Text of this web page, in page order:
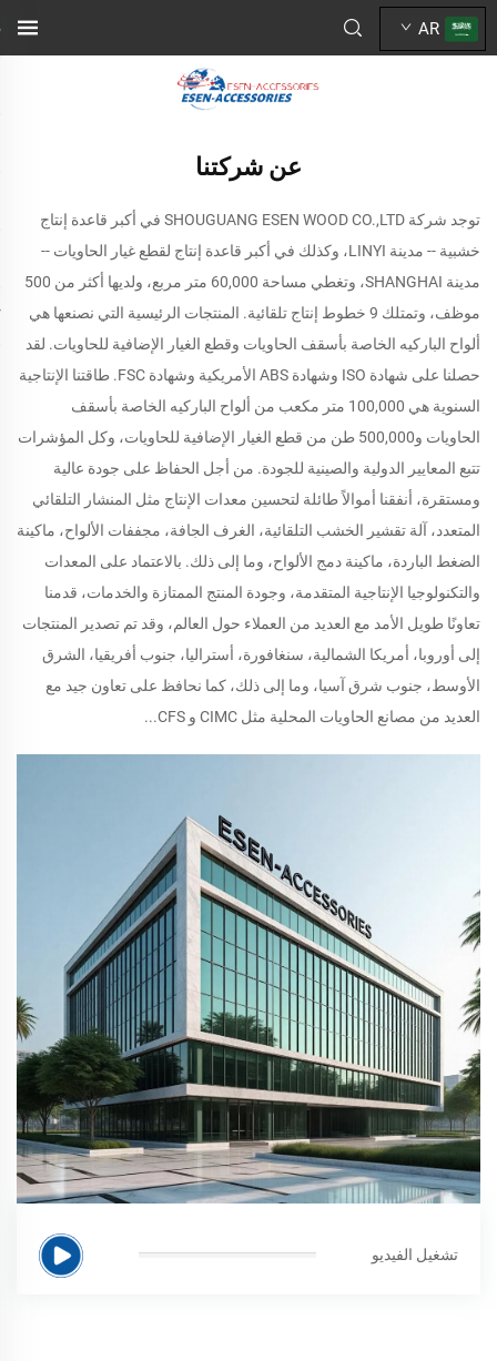
AR
عن شركتنا
توجد شركة SHOUGUANG ESEN WOOD CO.,LTD في أكبر قاعدة إنتاج
خشبية -- مدينة LINYI، وكذلك في أكبر قاعدة إنتاج لقطع غيار الحاويات --
مدينة SHANGHAI، وتغطي مساحة 60,000 متر مربع، ولديها أكثر من 500
موظف، وتمتلك 9 خطوط إنتاج تلقائية. المنتجات الرئيسية التي نصنعها هي
ألواح الباركيه الخاصة بأسقف الحاويات وقطع الغيار الإضافية للحاويات. لقد
حصلنا على شهادة ISO وشهادة ABS الأمريكية وشهادة FSC. طاقتنا الإنتاجية
السنوية هي 100,000 متر مكعب من ألواح الباركيه الخاصة بأسقف
الحاويات و500,000 طن من قطع الغيار الإضافية للحاويات، وكل المؤشرات
تتبع المعايير الدولية والصينية للجودة. من أجل الحفاظ على جودة عالية
ومستقرة، أنفقنا أموالاً طائلة لتحسين معدات الإنتاج مثل المنشار التلقائي
المتعدد، آلة تقشير الخشب التلقائية، الغرف الجافة، مجففات الألواح، ماكينة
الضغط الباردة، ماكينة دمج الألواح، وما إلى ذلك. بالاعتماد على المعدات
والتكنولوجيا الإنتاجية المتقدمة، وجودة المنتج الممتازة والخدمات، قدمنا
تعاونًا طويل الأمد مع العديد من العملاء حول العالم، وقد تم تصدير المنتجات
إلى أوروبا، أمريكا الشمالية، سنغافورة، أستراليا، جنوب أفريقيا، الشرق
الأوسط، جنوب شرق آسيا، وما إلى ذلك، كما نحافظ على تعاون جيد مع
العديد من مصانع الحاويات المحلية مثل CIMC و CFS...
تشغيل الفيديو